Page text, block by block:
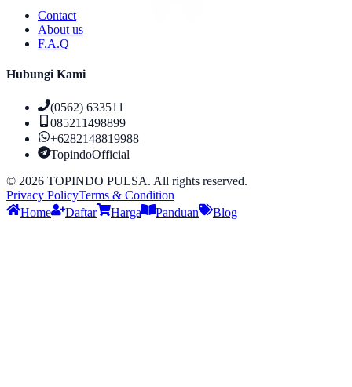
Contact
About us
F.A.Q
Hubungi Kami
(0562) 633511
085211498899
+6282148819988
TopindoOfficial
© 2026 TOPINDO PULSA. All rights reserved.
Privacy PolicyTerms & Condition
Home
Daftar Harga Panduan Blog